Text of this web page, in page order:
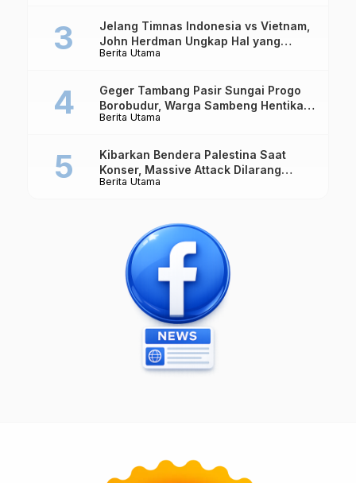
Berita Utama
Jelang Timnas Indonesia vs Vietnam,
John Herdman Ungkap Hal yang
Dipertaruhkan
Berita Utama
Geger Tambang Pasir Sungai Progo
Borobudur, Warga Sambeng Hentikan
Alat Berat dan Usir Truk
Berita Utama
Kibarkan Bendera Palestina Saat
Konser, Massive Attack Dilarang
Masuk Singapura Lagi